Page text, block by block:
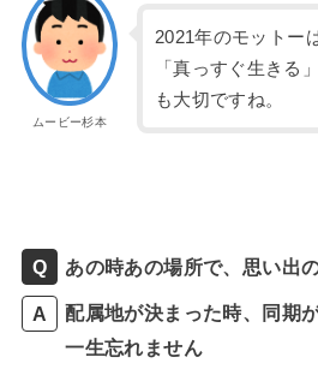
ムービー杉本
2021年のモットー
「真っすぐ生きる
も大切ですね。
あの時あの場所で、思い出
配属地が決まった時、同期
一生忘れません